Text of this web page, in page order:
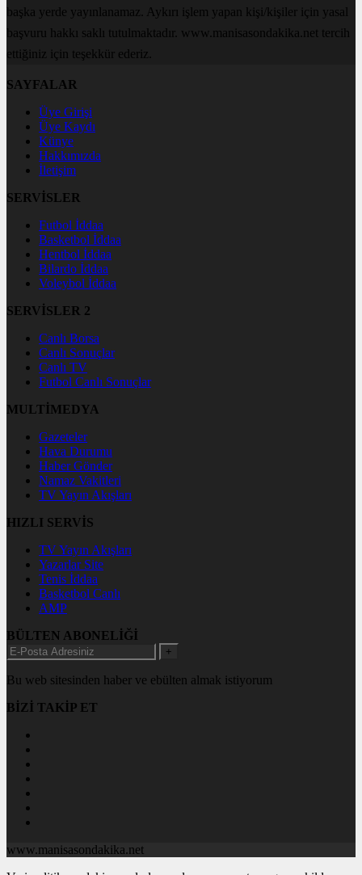
başka yerde yayınlanamaz. Aykırı işlem yapan kişi/kişiler için yasal
başvuru hakkı saklı tutulmaktadır. www.manisasondakika.net tercih
ettiğiniz için teşekkür ederiz.
SAYFALAR
Üye Girişi
Üye Kaydı
Künye
Hakkımızda
İletişim
SERVİSLER
Futbol İddaa
Basketbol İddaa
Hentbol İddaa
Bilardo İddaa
Voleybol İddaa
SERVİSLER 2
Canlı Borsa
Canlı Sonuçlar
Canlı TV
Futbol Canlı Sonuçlar
MULTİMEDYA
Gazeteler
Hava Durumu
Haber Gönder
Namaz Vakitleri
TV Yayın Akışları
HIZLI SERVİS
TV Yayın Akışları
Yazarlar Site
Tenis İddaa
Basketbol Canlı
AMP
BÜLTEN ABONELİĞİ
+
Bu web sitesinden haber ve ebülten almak istiyorum
BİZİ TAKİP ET
www.manisasondakika.net